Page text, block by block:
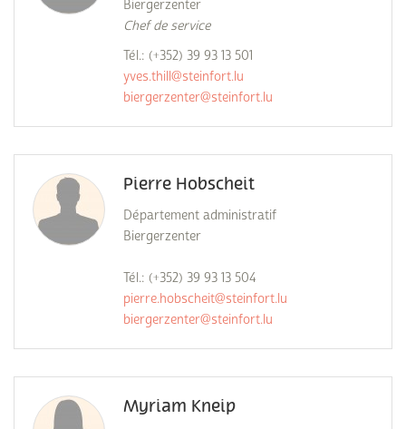
Biergerzenter
Chef de service
Tél.: (+352) 39 93 13 501
yves.thill@steinfort.lu
biergerzenter@steinfort.lu
Pierre Hobscheit
Département administratif
Biergerzenter
Tél.: (+352) 39 93 13 504
pierre.hobscheit@steinfort.lu
biergerzenter@steinfort.lu
Myriam Kneip